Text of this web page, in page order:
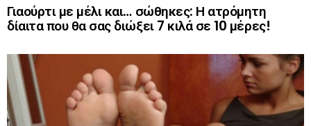
Γιαούρτι με μέλι και… σώθηκες: Η ατρόμητη
δίαιτα που θα σας διώξει 7 κιλά σε 10 μέρες!